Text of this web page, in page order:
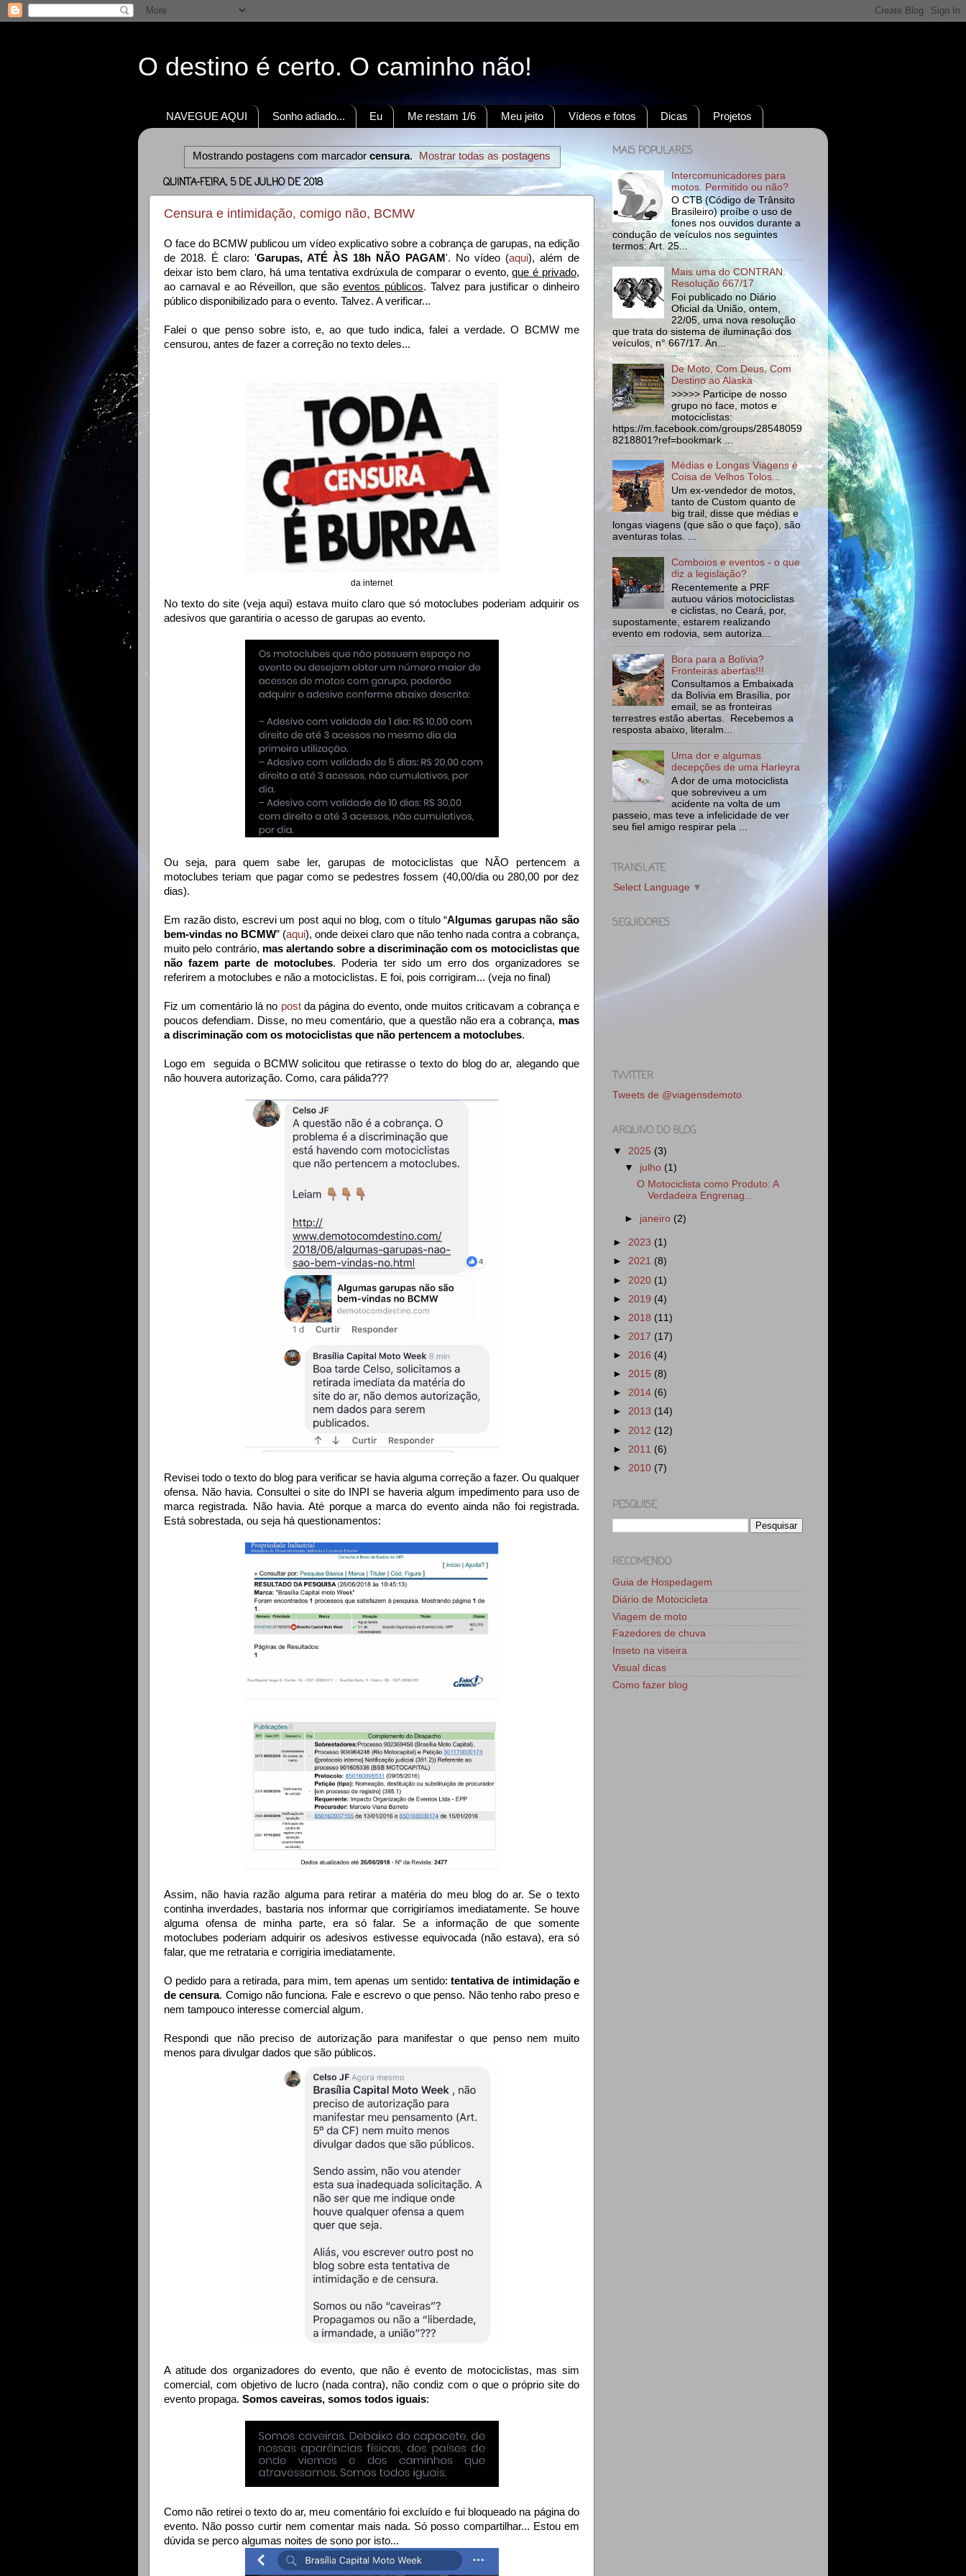
O destino é certo. O caminho não!
NAVEGUE AQUI Sonho adiado... Eu Me restam 1/6 Meu jeito Vídeos e fotos Dicas Projetos
Mostrando postagens com marcadorcensura. Mostrar todas as postagens
QUINTA-FEIRA, 5 DE JULHO DE 2018
Censura e intimidação, comigo não, BCMW
O face do BCMW publicou um vídeo explicativo sobre a cobrança de garupas, na edição
de 2018. É claro: 'Garupas, ATÉ ÀS 18h NÃO PAGAM'. No vídeo (aqui), além de
deixar isto bem claro, há uma tentativa exdrúxula de comparar o evento,que é privado,
ao carnaval e ao Réveillon, que são eventos públicos. Talvez para justificar o dinheiro
público disponibilizado para o evento. Talvez. A verificar...
Falei o que penso sobre isto, e, ao que tudo indica, falei a verdade. O BCMW me
censurou, antes de fazer a correção no texto deles...
da internet
No texto do site (veja aqui) estava muito claro que só motoclubes poderiam adquirir os
adesivos que garantiria o acesso de garupas ao evento.
Ou seja, para quem sabe ler, garupas de motociclistas que NÃO pertencem a
motoclubes teriam que pagar como se pedestres fossem (40,00/dia ou 280,00 por dez
dias).
Em razão disto, escrevi um post aqui no blog, com o título “Algumas garupas não são
bem-vindas no BCMW” (aqui), onde deixei claro que não tenho nada contra a cobrança,
muito pelo contrário, mas alertando sobre a discriminação com os motociclistas que
não fazem parte de motoclubes. Poderia ter sido um erro dos organizadores se
referirem a motoclubes e não a motociclistas. E foi, pois corrigiram... (veja no final)
Fiz um comentário lá no postda página do evento, onde muitos criticavam a cobrança e
poucos defendiam. Disse, no meu comentário, que a questão não era a cobrança, mas
a discriminação com os motociclistas que não pertencem a motoclubes.
Logo em seguida o BCMW solicitou que retirasse o texto do blog do ar, alegando que
não houvera autorização. Como, cara pálida???
Revisei todo o texto do blog para verificar se havia alguma correção a fazer. Ou qualquer
ofensa. Não havia. Consultei o site do INPI se haveria algum impedimento para uso de
marca registrada. Não havia. Até porque a marca do evento ainda não foi registrada.
Está sobrestada, ou seja há questionamentos:
Assim, não havia razão alguma para retirar a matéria do meu blog do ar. Se o texto
continha inverdades, bastaria nos informar que corrigiríamos imediatamente. Se houve
alguma ofensa de minha parte, era só falar. Se a informação de que somente
motoclubes poderiam adquirir os adesivos estivesse equivocada (não estava), era só
falar, que me retrataria e corrigiria imediatamente.
O pedido para a retirada, para mim, tem apenas um sentido:tentativa de intimidação e
de censura. Comigo não funciona. Fale e escrevo o que penso. Não tenho rabo preso e
nem tampouco interesse comercial algum.
Respondi que não preciso de autorização para manifestar o que penso nem muito
menos para divulgar dados que são públicos.
A atitude dos organizadores do evento, que não é evento de motociclistas, mas sim
comercial, com objetivo de lucro (nada contra), não condiz com o que o próprio site do
evento propaga. Somos caveiras, somos todos iguais:
Como não retirei o texto do ar, meu comentário foi excluído e fui bloqueado na página do
evento. Não posso curtir nem comentar mais nada. Só posso compartilhar... Estou em
dúvida se perco algumas noites de sono por isto...
MAIS POPULARES
Intercomunicadores para
motos. Permitido ou não?
O CTB (Código de Trânsito
Brasileiro) proíbe o uso de
fones nos ouvidos durante a
condução de veículos nos seguintes
termos: Art. 25...
Mais uma do CONTRAN:
Resolução 667/17
Foi publicado no Diário
Oficial da União, ontem,
22/05, uma nova resolução
que trata do sistema de iluminação dos
veículos, n° 667/17. An...
De Moto, Com Deus, Com
Destino ao Alaska
>>>>> Participe de nosso
grupo no face, motos e
motociclistas:
https://m.facebook.com/groups/28548059
8218801?ref=bookmark ...
Médias e Longas Viagens é
Coisa de Velhos Tolos...
Um ex-vendedor de motos,
tanto de Custom quanto de
big trail, disse que médias e
longas viagens (que são o que faço), são
aventuras tolas. ...
Comboios e eventos - o que
diz a legislação?
Recentemente a PRF
autuou vários motociclistas
e ciclistas, no Ceará, por,
supostamente, estarem realizando
evento em rodovia, sem autoriza...
Bora para a Bolívia?
Fronteiras abertas!!!
Consultamos a Embaixada
da Bolívia em Brasília, por
email, se as fronteiras
terrestres estão abertas. Recebemos a
resposta abaixo, literalm...
Uma dor e algumas
decepções de uma Harleyra
A dor de uma motociclista
que sobreviveu a um
acidente na volta de um
passeio, mas teve a infelicidade de ver
seu fiel amigo respirar pela ...
TRANSLATE
Select Language ▼
SEGUIDORES
TWITTER
Tweets de @viagensdemoto
ARQUIVO DO BLOG
▼ 2025 (3)
▼ julho (1)
O Motociclista como Produto: A
Verdadeira Engrenag...
► janeiro (2)
► 2023 (1)
► 2021 (8)
► 2020 (1)
► 2019 (4)
► 2018 (11)
► 2017 (17)
► 2016 (4)
► 2015 (8)
► 2014 (6)
► 2013 (14)
► 2012 (12)
► 2011 (6)
► 2010 (7)
PESQUISE
RECOMENDO
Guia de Hospedagem
Diário de Motocicleta
Viagem de moto
Fazedores de chuva
Inseto na viseira
Visual dicas
Como fazer blog